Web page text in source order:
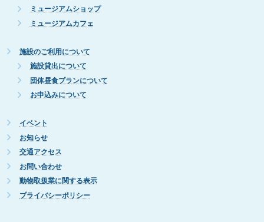
ミュージアムショップ
ミュージアムカフェ
施設のご利用について
施設貸出について
団体昼食プランについて
お申込みについて
イベント
お知らせ
交通アクセス
お問い合わせ
動物取扱業に関する表示
プライバシーポリシー